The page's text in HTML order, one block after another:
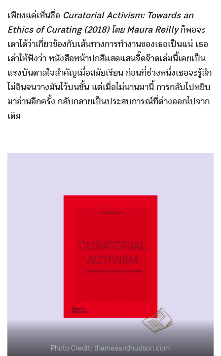
เพียงแค่เห็นชื่อ Curatorial Activism: Towards an
Ethics of Curating (2018) โดย Maura Reillyก็พอจะ
เดาได้ว่าเกี่ยวข้องกับเส้นทางการทำงานของเธอเป็นแน่ เธอ
เล่าให้ฟังว่า หนังสือหน้าปกสีแสดแสนจี๊ดจ๊าดเล่มนี้เคยเป็น
แรงบันดาลใจสำคัญเมื่อสมัยเรียน ก่อนที่ช่วงหนึ่งเธอจะรู้สึก
ไม่อินจนวางมันไว้บนชั้น แต่เมื่อไม่นานมานี้ การกลับไปหยิบ
มาอ่านอีกครั้ง กลับกลายเป็นประสบการณ์ที่ต่างออกไปจาก
เดิม
Photo Credit: thamesandhudson.com